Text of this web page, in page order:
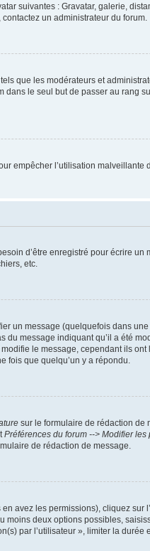
suivantes : Gravatar, galerie,
un administrateur du forum.
que les modérateurs et
le seul but de passer au rang
empêcher l’utilisation malveillante
d’être enregistré pour écrire un
etc.
un message (quelquefois dans
message indiquant qu’il a été
le message, cependant ils
fois que quelqu’un y a répondu.
sur le formulaire de rédaction de
Préférences du forum --> Modifier
de rédaction de message.
avez les permissions), cliquez sur
moins deux options possibles,
par l’utilisateur », limiter la durée